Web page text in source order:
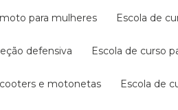
para mulheres escola de
defensiva escola de curso
e motonetas escola de